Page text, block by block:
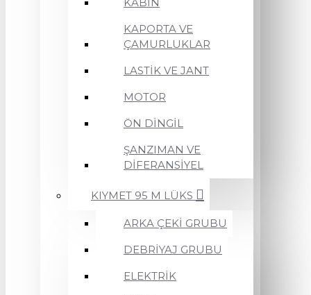
KAPORTA VE
ÇAMURLUKLAR
LASTİK VE JANT
MOTOR
ÖN DİNGİL
ŞANZIMAN VE
DİFERANSİYEL
KIYMET 95 M LÜKS
ARKA ÇEKİ GRUBU
DEBRİYAJ GRUBU
ELEKTRİK